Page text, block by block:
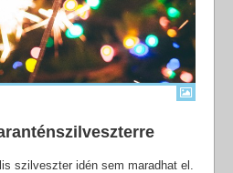
szilveszter idén sem maradhat el.